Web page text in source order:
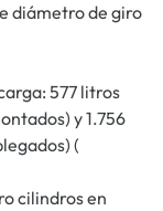
diámetro de giro
577 litros
y 1.756
(
cilindros en